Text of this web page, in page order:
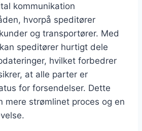
kommunikation
hvorpå speditører
og transportører. Med
speditører hurtigt dele
hvilket forbedrer
at alle parter er
for forsendelser. Dette
mere strømlinet proces og en